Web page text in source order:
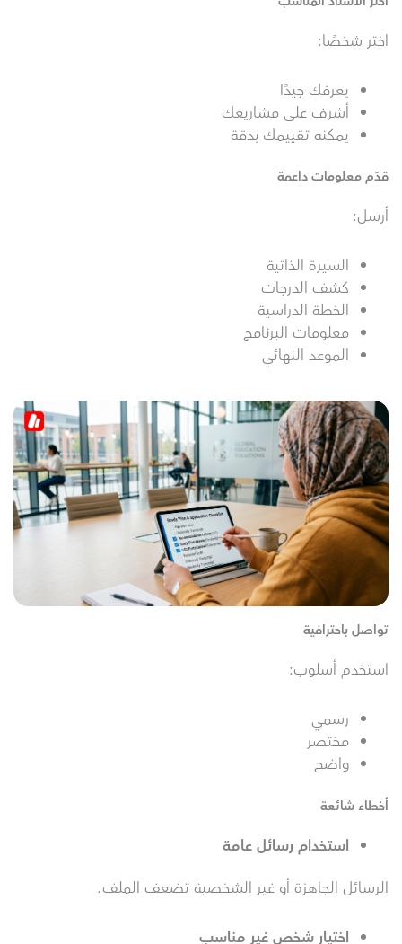
اختر شخصًا:
يعرفك جيدًا
أشرف على مشاريعك
يمكنه تقييمك بدقة
قدّم معلومات داعمة
أرسل:
السيرة الذاتية
كشف الدرجات
الخطة الدراسية
معلومات البرنامج
الموعد النهائي
تواصل باحترافية
استخدم أسلوب:
رسمي
مختصر
واضح
أخطاء شائعة
استخدام رسائل عامة
الرسائل الجاهزة أو غير الشخصية تضعف الملف.
اختيار شخص غير مناسب